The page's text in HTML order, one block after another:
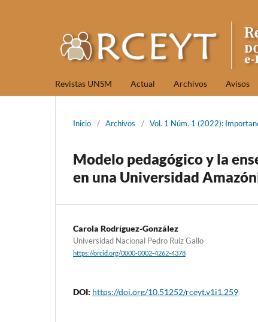
Revistas UNSM Actual Archivos Avisos
Inicio / Archivos / Vol. 1 Núm. 1 (2022):
Modelo pedagógico y la
en una Universidad
Carola Rodríguez-González
Universidad Nacional Pedro Ruiz Gallo
https://orcid.org/0000-0002-4262-4378
DOI: https://doi.org/10.51252/rceyt.v1i1.259